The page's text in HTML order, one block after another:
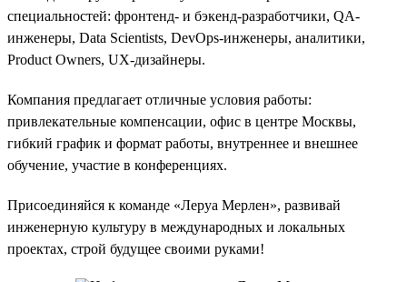
специальностей: фронтенд- и бэкенд-разработчики, QA-
инженеры, Data Scientists, DevOps-инженеры, аналитики,
Product Owners, UX-дизайнеры.
Компания предлагает отличные условия работы:
привлекательные компенсации, офис в центре Москвы,
гибкий график и формат работы, внутреннее и внешнее
обучение, участие в конференциях.
Присоединяйся к команде «Леруа Мерлен», развивай
инженерную культуру в международных и локальных
проектах, строй будущее своими руками!